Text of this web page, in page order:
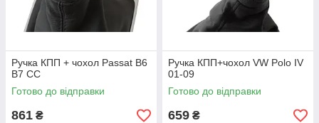
Ручка КПП + чохол Passat B6
B7 CC
Готово до відправки
861 ₴
Ручка КПП+чохол VW Polo IV
01-09
Готово до відправки
659 ₴